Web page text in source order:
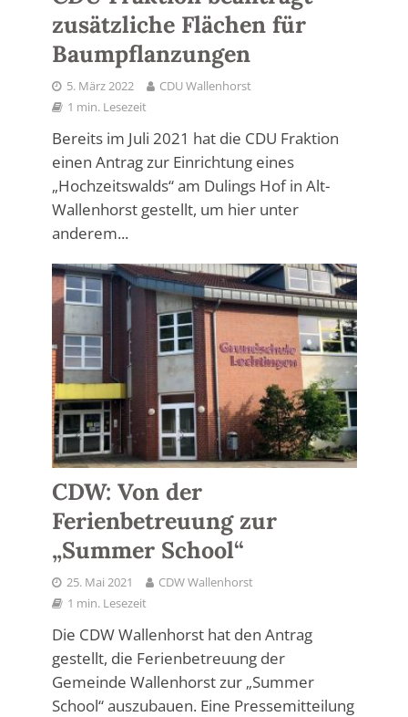
zusätzliche Flächen für
Baumpflanzungen
5. März 2022
CDU Wallenhorst
1 min. Lesezeit
Bereits im Juli 2021 hat die CDU Fraktion
einen Antrag zur Einrichtung eines
„Hochzeitswalds“ am Dulings Hof in Alt-
Wallenhorst gestellt, um hier unter
anderem...
CDW: Von der
Ferienbetreuung zur
„Summer School“
25. Mai 2021
CDW Wallenhorst
1 min. Lesezeit
Die CDW Wallenhorst hat den Antrag
gestellt, die Ferienbetreuung der
Gemeinde Wallenhorst zur „Summer
School“ auszubauen. Eine Pressemitteilung